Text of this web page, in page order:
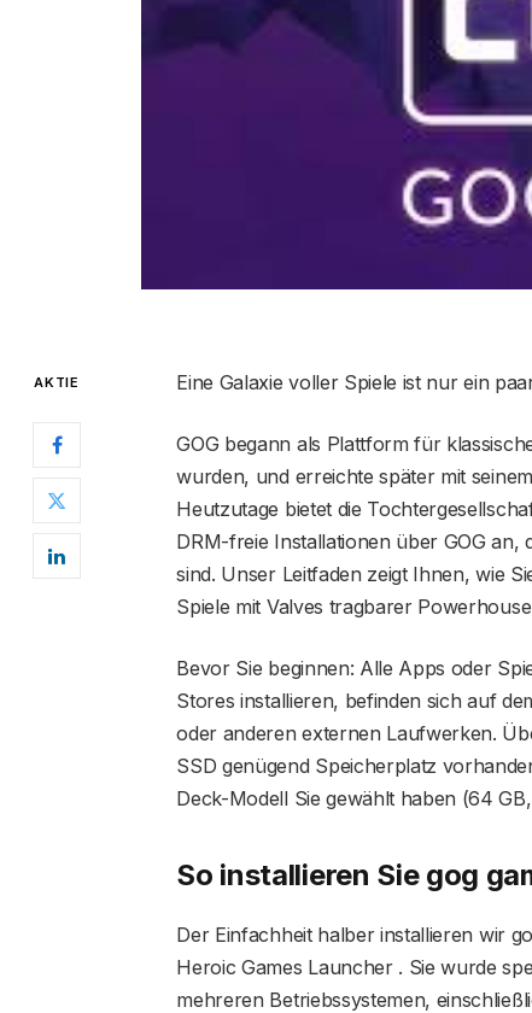
AKTIE Eine Galaxie voller Spiele ist nur ein
GOG begann als Plattform für
wurden, und erreichte später mit
Heutzutage bietet die
DRM-freie Installationen über GOG
sind. Unser Leitfaden zeigt Ihnen, wie
Spiele mit Valves tragbarer
Bevor Sie beginnen: Alle Apps oder
Stores installieren, befinden sich auf
oder anderen externen Laufwerken.
SSD genügend Speicherplatz
Deck-Modell Sie gewählt haben (64
So installieren Sie gog
Der Einfachheit halber installieren wir
Heroic Games Launcher . Sie wurde
mehreren Betriebssystemen,